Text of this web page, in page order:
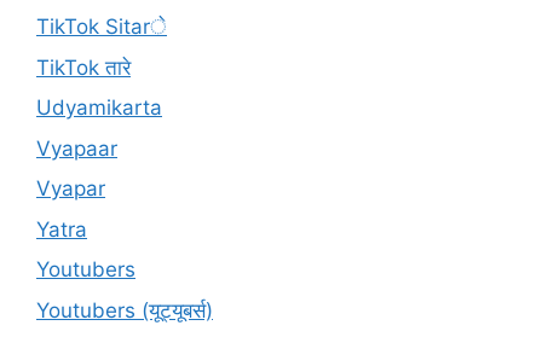
TikTok Sitarे
TikTok तारे
Udyamikarta
Vyapaar
Vyapar
Yatra
Youtubers
Youtubers (यूट्यूबर्स)